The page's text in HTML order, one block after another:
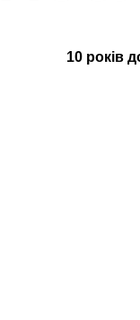
10 років